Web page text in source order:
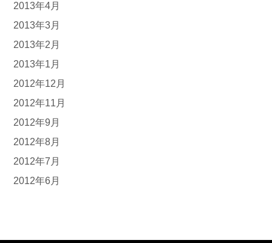
2013年4月
2013年3月
2013年2月
2013年1月
2012年12月
2012年11月
2012年9月
2012年8月
2012年7月
2012年6月